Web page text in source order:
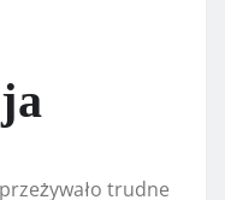
trudne